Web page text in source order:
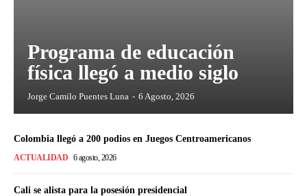
Programa de educación
física llegó a medio siglo
Jorge Camilo Puentes Luna - 6 Agosto, 2026
Colombia llegó a 200 podios en Juegos Centroamericanos
ACTUALIDAD 6 agosto, 2026
Cali se alista para la posesión presidencial